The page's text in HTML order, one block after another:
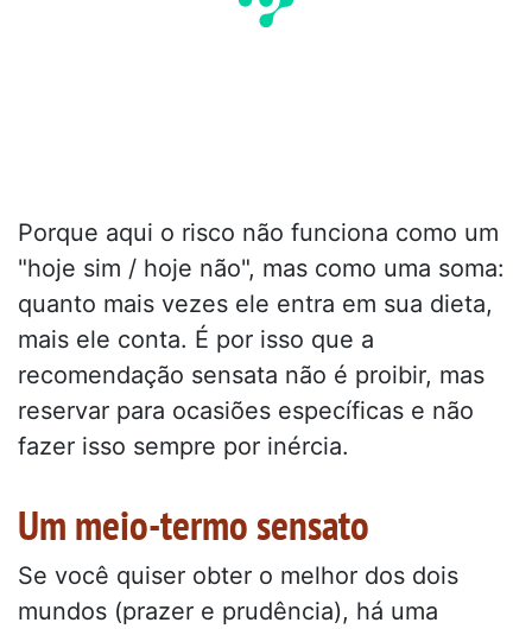
Porque aqui o risco não funciona como um
"hoje sim / hoje não", mas como uma soma:
quanto mais vezes ele entra em sua dieta,
mais ele conta. É por isso que a
recomendação sensata não é proibir, mas
reservar para ocasiões específicas e não
fazer isso sempre por inércia.
Um meio-termo sensato
Se você quiser obter o melhor dos dois
mundos (prazer e prudência), há uma